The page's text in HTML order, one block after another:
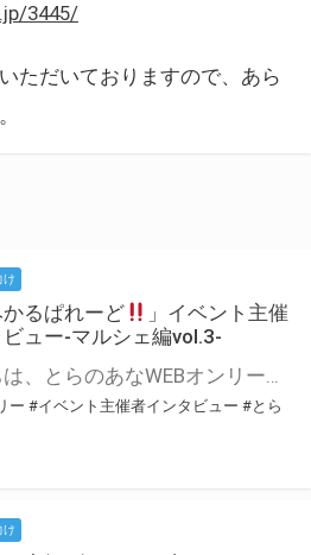
3445/
ただいておりますので、あら
け
かるぱれーど
」イベント主催
ュー-マルシェ編vol.3-
こんにちは、とらのあなWEBオンリー運営スタッフです。 新たにお届けする、イベント主催者インタビュー-マルシェ編-は、 とらのあなWEBオンリー「マルシェ」をご利用した主催様に 「マルシェ」を使って開催した感想や心がけをお聞きする企画です。 今回は、WEBオンリー初開催「つるみかるぱれーど
ー #イベント主催者インタビュー #とら
け